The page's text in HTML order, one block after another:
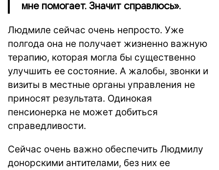
мне помогает. Значит справлюсь».
Людмиле сейчас очень непросто. Уже
полгода она не получает жизненно важную
терапию, которая могла бы существенно
улучшить ее состояние. А жалобы, звонки и
визиты в местные органы управления не
приносят результата. Одинокая
пенсионерка не может добиться
справедливости.
Сейчас очень важно обеспечить Людмилу
донорскими антителами, без них ее